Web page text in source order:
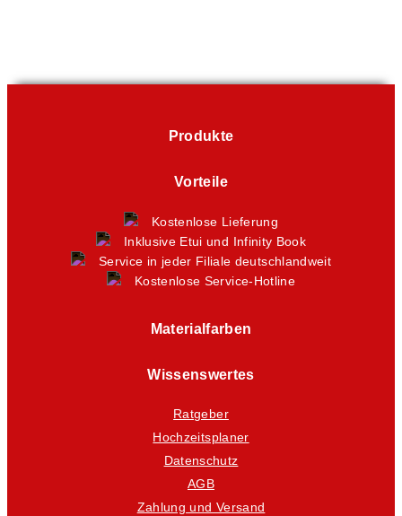
Produkte
Vorteile
Kostenlose Lieferung
Inklusive Etui und Infinity Book
Service in jeder Filiale deutschlandweit
Kostenlose Service-Hotline
Materialfarben
Wissenswertes
Ratgeber
Hochzeitsplaner
Datenschutz
AGB
Zahlung und Versand